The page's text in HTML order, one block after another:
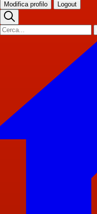
Modifica profilo Logout